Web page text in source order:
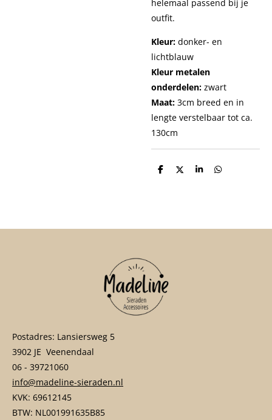
helemaal passend bij je
outfit.
Kleur: donker- en
lichtblauw
Kleur metalen
onderdelen: zwart
Maat: 3cm breed en in
lengte verstelbaar tot ca.
130cm
D
D
S
D
Postadres: Lansiersweg 5
3902 JE Veenendaal
06 - 39721060
info@madeline-sieraden.nl
KVK: 69612145
BTW: NL001991635B85